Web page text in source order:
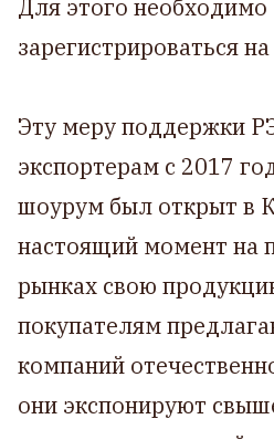
Для этого необходимо
зарегистрироваться
Эту меру поддержки
экспортерам с 2017
шоурум был открыт в
настоящий момент на
рынках свою
покупателям
компаний
они экспонируют